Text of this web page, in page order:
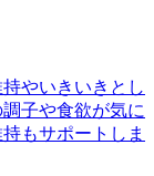
やいきいきとし
子や食欲が気に
もサポートしま